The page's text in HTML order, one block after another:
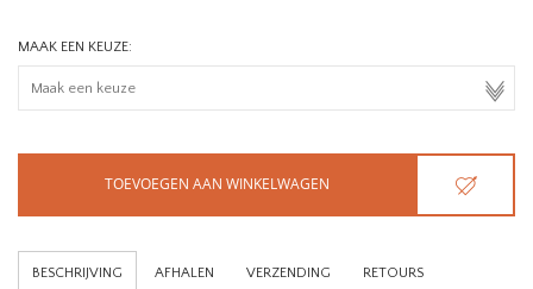
MAAK EEN KEUZE:
TOEVOEGEN AAN WINKELWAGEN
BESCHRIJVING AFHALEN VERZENDING RETOURS